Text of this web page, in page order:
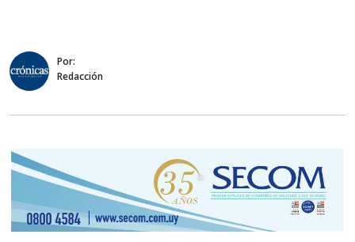
Por:
Redacción